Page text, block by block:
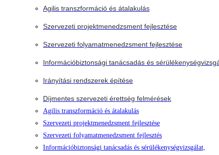
Agilis transzformáció és átalakulás
Szervezeti projektmenedzsment fejlesztése
Szervezeti folyamatmenedzsment fejlesztése
Információbiztonsági tanácsadás és
Irányítási rendszerek építése
Díjmentes szervezeti érettség felmérések
Agilis transzformáció és átalakulás
Szervezeti projektmenedzsment fejlesztése
Szervezeti folyamatmenedzsment fejlesztés
Információbiztonsági tanácsadás és sérülékenységvizsgálat,